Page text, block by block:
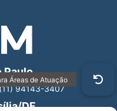
Paulo
94143-3407
DF